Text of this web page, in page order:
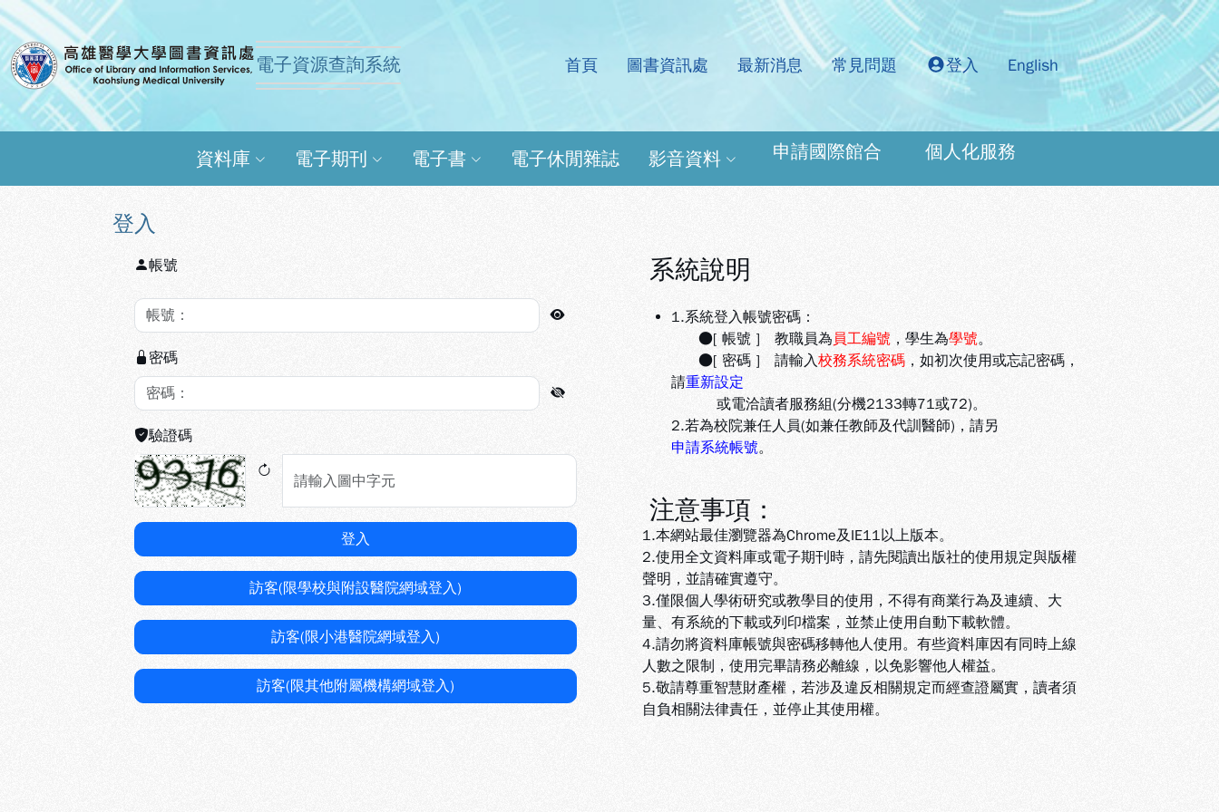
跳到主要內容
:::
高雄醫學大學圖書資訊處電子資源查詢系統
電子資源查詢系統 首頁 圖書資訊處 最新消息 常見問題 登入 English
資料庫 電子期刊 電子書 電子休閒雜誌 影音資料 申請國際館合 個人化服務
:::
登入
帳號
密碼
驗證碼
登入
訪客(限學校與附設醫院網域登入)
訪客(限小港醫院網域登入)
訪客(限其他附屬機構網域登入)
系統說明
1.系統登入帳號密碼：
●[ 帳號 ] 教職員為員工編號 ，學生為學號。
●[ 密碼 ] 請輸入校務系統密碼 ，如初次使用或忘記密碼，
請重新設定
或電洽讀者服務組(分機2133轉71或72)。
2.若為校院兼任人員(如兼任教師及代訓醫師)，請另
申請系統帳號。
注意事項：
1.本網站最佳瀏覽器為Chrome及IE11以上版本。
2.使用全文資料庫或電子期刊時，請先閱讀出版社的使用規定與版權
聲明，並請確實遵守。
3.僅限個人學術研究或教學目的使用，不得有商業行為及連續、大
量、有系統的下載或列印檔案，並禁止使用自動下載軟體。
4.請勿將資料庫帳號與密碼移轉他人使用。有些資料庫因有同時上線
人數之限制，使用完畢請務必離線，以免影響他人權益。
5.敬請尊重智慧財產權，若涉及違反相關規定而經查證屬實，讀者須
自負相關法律責任，並停止其使用權。